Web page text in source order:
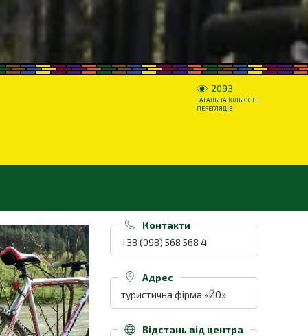
2093
ЗАГАЛЬНА КІЛЬКІСТЬ
ПЕРЕГЛЯДІВ
Контакти
+38 (098) 568 568 4
Адрес
туристична фірма «ЙО»
Відстань від центра